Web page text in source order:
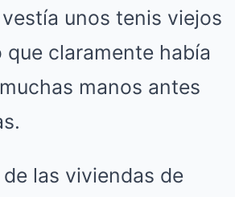
unos tenis viejos
claramente había
manos antes
las viviendas de